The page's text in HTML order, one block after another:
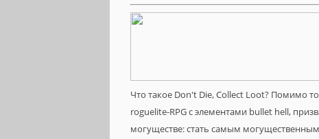
Что такое Don't Die, Collect Loot? Помимо
roguelite-RPG с элементами bullet hell,
могуществе: стать самым